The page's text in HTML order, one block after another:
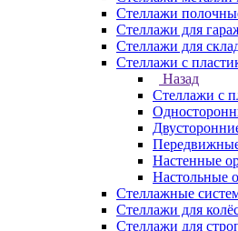
Стеллажи
Стеллажи для
Стеллажи для
Стеллажи с
Назад
Стеллажи с
Настенные
Настольные
Стеллажные
Стеллажи для
Стеллажи для